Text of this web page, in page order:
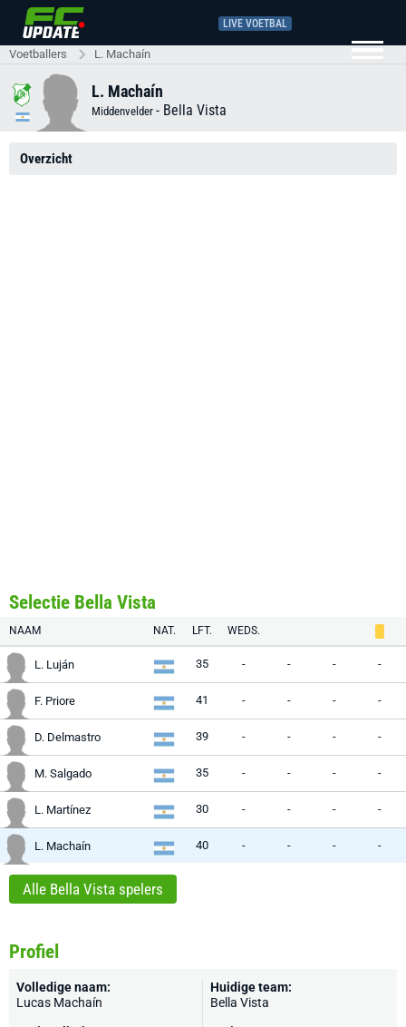
LIVE VOETBAL
Voetballers L. Machaín
L. Machaín
Middenvelder - Bella Vista
Overzicht
Selectie Bella Vista
NAAM NAT. LFT. WEDS.
L. Luján 35 - - - -
F. Priore 41 - - - -
D. Delmastro 39 - - - -
M. Salgado 35 - - - -
L. Martínez 30 - - - -
L. Machaín 40 - - - -
Alle Bella Vista spelers
Profiel
Volledige naam:
Lucas Machaín
Huidige team:
Bella Vista